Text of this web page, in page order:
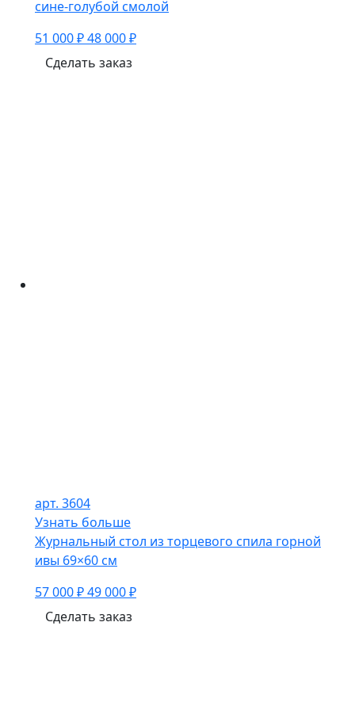
сине-голубой смолой
51 000 ₽48 000 ₽
Сделать заказ
арт. 3604
Узнать больше
Журнальный стол из торцевого спила горной
ивы 69×60 см
57 000 ₽49 000 ₽
Сделать заказ